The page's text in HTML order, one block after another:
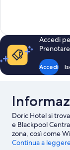
recensioni
Accedi
Accedi
Doric Hotel si
e Blackpool
zona, così come
Anche Spindles
Continua a